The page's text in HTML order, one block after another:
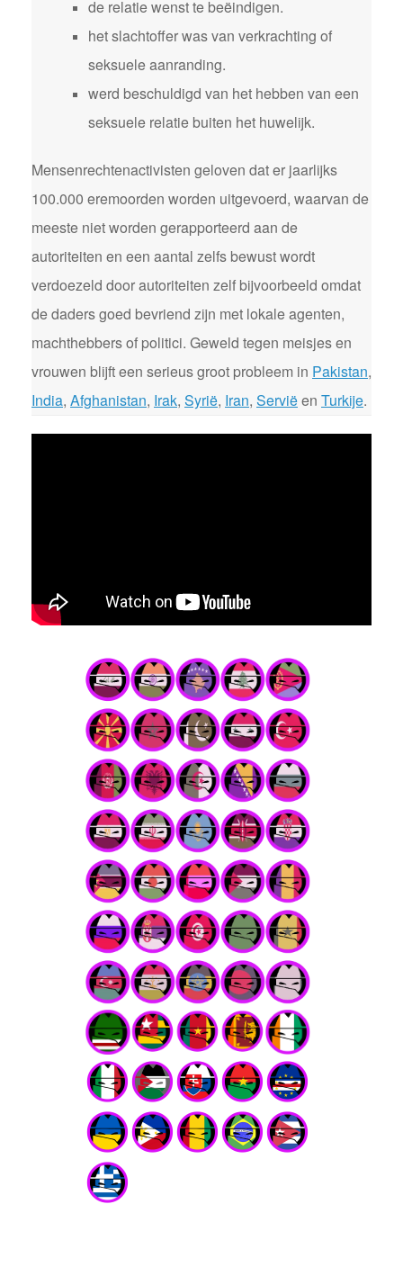
de relatie wenst te beëindigen.
het slachtoffer was van verkrachting of
seksuele aanranding.
werd beschuldigd van het hebben van een
seksuele relatie buiten het huwelijk.
Mensenrechtenactivisten geloven dat er jaarlijks
100.000 eremoorden worden uitgevoerd, waarvan de
meeste niet worden gerapporteerd aan de
autoriteiten en een aantal zelfs bewust wordt
verdoezeld door autoriteiten zelf bijvoorbeeld omdat
de daders goed bevriend zijn met lokale agenten,
machthebbers of politici. Geweld tegen meisjes en
vrouwen blijft een serieus groot probleem in Pakistan,
India, Afghanistan, Irak, Syrië, Iran, Serviëen Turkije.